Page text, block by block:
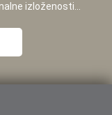
izloženosti...